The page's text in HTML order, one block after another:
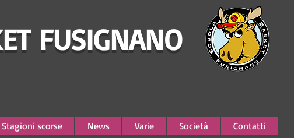
FUSIGNANO
Stagioni scorse News Varie Società Contatti